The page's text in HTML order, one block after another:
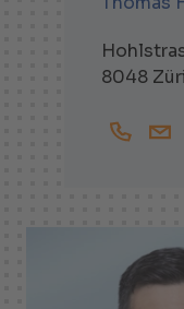
8048